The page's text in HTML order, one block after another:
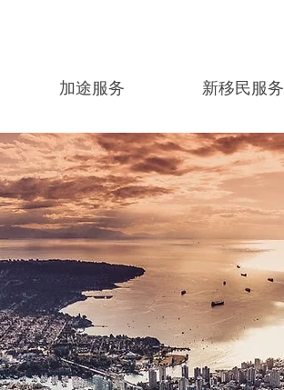
加途服务 新移民服务